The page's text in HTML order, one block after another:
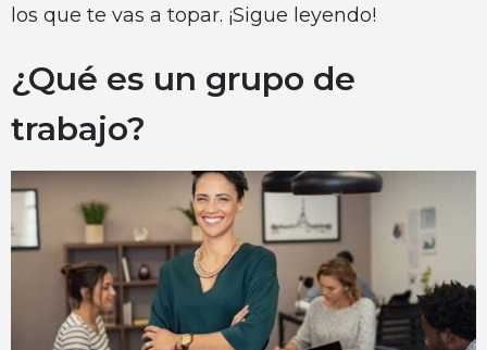
los que te vas a topar. ¡Sigue leyendo!
¿Qué es un grupo de
trabajo?